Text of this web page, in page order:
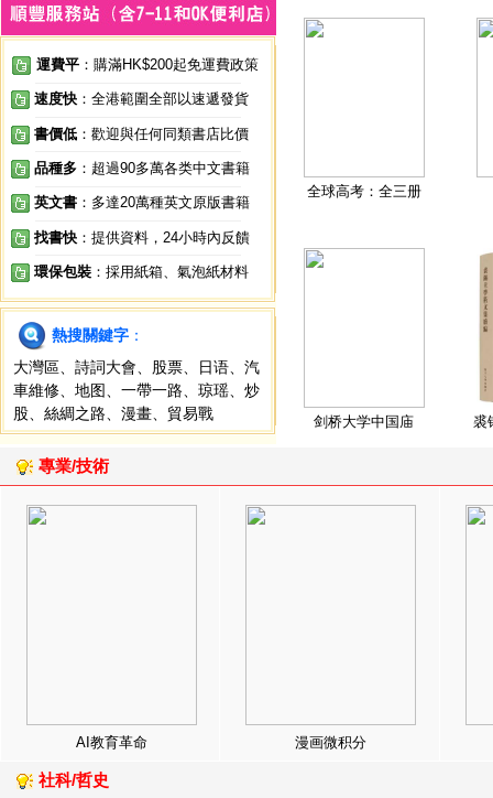
運費平 ：購滿HK$200起免運費政策
速度快 ：全港範圍全部以速遞發貨
書價低 ：歡迎與任何同類書店比價
品種多 ：超過90多萬各类中文書籍
英文書 ：多達20萬種英文原版書籍
找書快 ：提供資料，24小時內反饋
環保包裝 ：採用紙箱、氣泡紙材料
熱搜關鍵字 ：
大灣區
詩詞大會 股票 日语
汽
車維修
地图 一帶一路 琼瑶
炒
股
絲綢之路 漫畫 貿易戰
全球高考：全三册
剑桥大学中国庙 裘
專業/技術
AI教育革命 漫画微积分
社科/哲史